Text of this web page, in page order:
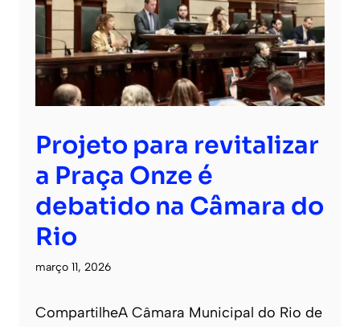
Projeto para revitalizar
a Praça Onze é
debatido na Câmara do
Rio
março 11, 2026
CompartilheA Câmara Municipal do Rio de